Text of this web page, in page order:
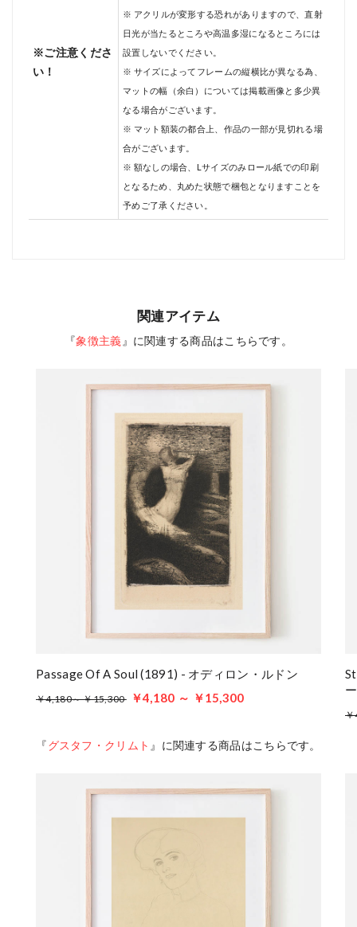
※ご注意くださ
い！
※ アクリルが変形する恐れがありますので、直射
日光が当たるところや高温多湿になるところには
設置しないでください。
※ サイズによってフレームの縦横比が異なる為、
マットの幅（余白）については掲載画像と多少異
なる場合がございます。
※ マット額装の都合上、作品の一部が見切れる場
合がございます。
※ 額なしの場合、Lサイズのみロール紙での印刷
となるため、丸めた状態で梱包となりますことを
予めご了承ください。
関連アイテム
『象徴主義 』に関連する商品はこちらです。
Passage Of A Soul (1891) - オディロン・ルドン
￥4,180～ ￥15,300 ￥4,180 ～ ￥15,300
『グスタフ・クリムト 』に関連する商品はこちらです。